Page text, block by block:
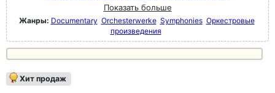
Показать больше
Жанры: Documentary Orchesterwerke Symphonies Оркестровые
произведения
Хит продаж